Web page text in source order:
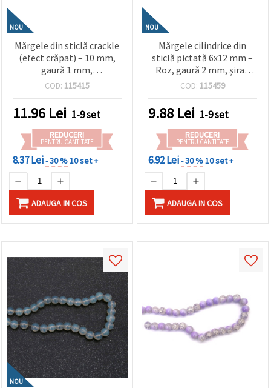
NOU
Mărgele din sticlă crackle
(efect crăpat) – 10 mm,
gaură 1 mm,
transparente roz și verde,
– ideale pentru bijuterii
handmade, mărgelit &
proiecte craft/DIY
COD: 115415
11.96 Lei 1-9 set
REDUCERI
PENTRU CANTITATE
8.37 Lei- 30 %10 set +
ADAUGA IN COS
NOU
Mărgele cilindrice din
sticlă pictată 6x12 mm –
Roz, gaură 2 mm, șirag
~65 buc – perfecte pentru
COD: 115459
9.88 Lei 1-9 set
REDUCERI
PENTRU CANTITATE
6.92 Lei- 30 %10 set +
ADAUGA IN COS
NOU